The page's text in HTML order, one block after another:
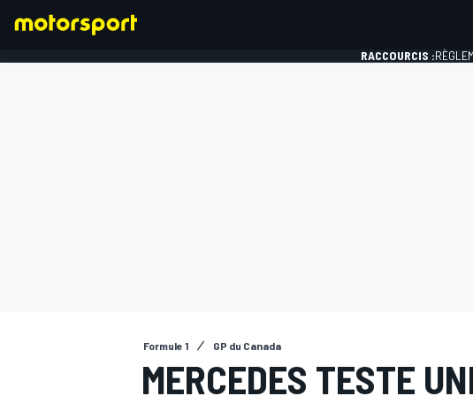
RACCOURCIS :
Formule 1 GP du Canada
MERCEDES TESTE